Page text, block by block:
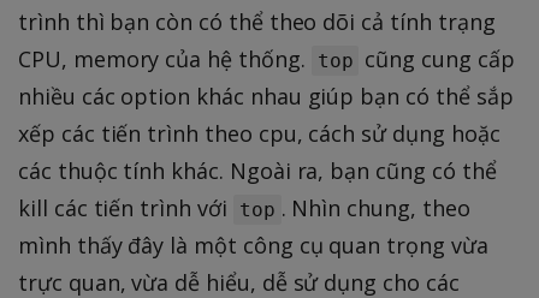
trình thì bạn còn có thể theo dõi cả tính trạng
CPU, memory của hệ thống.
top cũng cung cấp
nhiều các option khác nhau giúp bạn có thể sắp
xếp các tiến trình theo cpu, cách sử dụng hoặc
các thuộc tính khác. Ngoài ra, bạn cũng có thể
kill các tiến trình với
top . Nhìn chung, theo
mình thấy đây là một công cụ quan trọng vừa
trực quan, vừa dễ hiểu, dễ sử dụng cho các